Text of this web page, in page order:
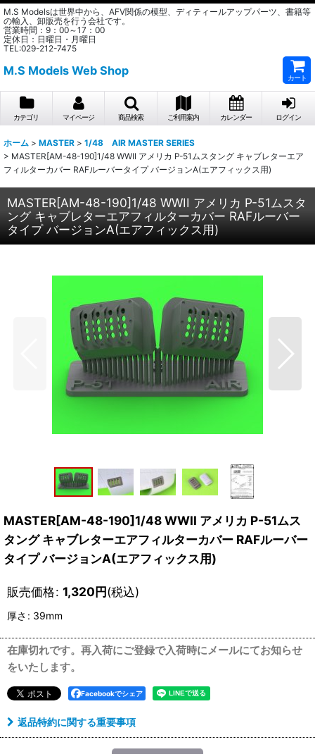
M.S Modelsは世界中から、AFV関係の模型、ディティールアップパーツ、書籍等
の輸入、卸販売を行う会社です。
営業時間：9：00～17：00
定休日：日曜日・月曜日
TEL:029-212-7475
M.S Models Web Shop
カート
カテゴリ マイページ 商品検索 ご利用案内 カレンダー ログイン
ホーム > MASTER > 1/48 AIR MASTER SERIES
> MASTER[AM-48-190]1/48 WWII アメリカ P-51ムスタング キャブレターエア
フィルターカバー RAFルーバータイプ バージョンA(エアフィックス用)
MASTER[AM-48-190]1/48 WWII アメリカ P-51ムスタ
ング キャブレターエアフィルターカバー RAFルーバー
タイプ バージョンA(エアフィックス用)
MASTER[AM-48-190]1/48 WWII アメリカ P-51ムス
タング キャブレターエアフィルターカバー RAFルーバー
タイプ バージョンA(エアフィックス用)
販売価格: 1,320円(税込)
厚さ : 39mm
在庫切れです。再入荷にご登録で入荷時にメールにてお知らせ
をいたします。
Facebookでシェア
返品特約に関する重要事項